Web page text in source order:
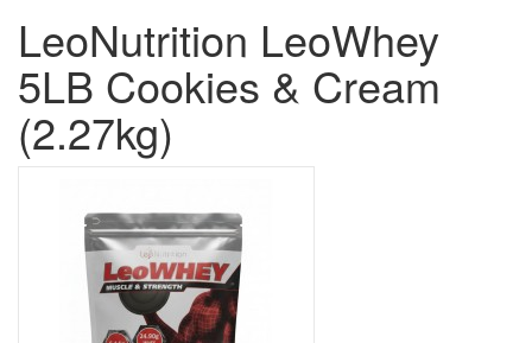
LeoNutrition LeoWhey
5LB Cookies & Cream
(2.27kg)